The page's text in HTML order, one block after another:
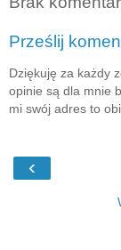
Prześlij
Dziękuję za każdy
opinie są dla mnie
mi swój adres to
‹